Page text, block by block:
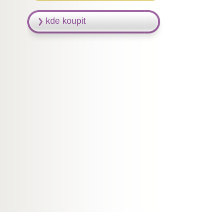
kde koupit